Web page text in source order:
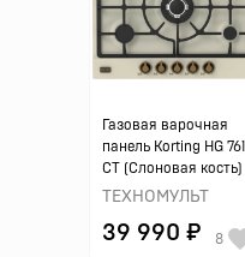
Газовая варочная
панель Korting HG 761
CT (Слоновая кость)
ТЕХНОМУЛЬТ
39 990 ₽ 8